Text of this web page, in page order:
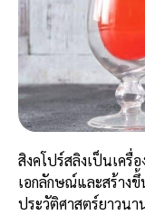
สิงคโปร์สลิงเป็นเครื่
เอกลักษณ์และสร้าง
ประวัติศาสตร์ยาวนา